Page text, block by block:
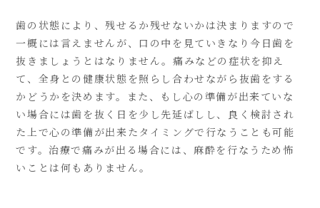
歯の状態により、残せるか残せないかは決まりますので
一概には言えませんが、口の中を見ていきなり今日歯を
抜きましょうとはなりません。痛みなどの症状を抑え
て、全身との健康状態を照らし合わせながら抜歯をする
かどうかを決めます。また、もし心の準備が出来ていな
い場合には歯を抜く日を少し先延ばしし、良く検討され
た上で心の準備が出来たタイミングで行なうことも可能
です。治療で痛みが出る場合には、麻酔を行なうため怖
いことは何もありません。